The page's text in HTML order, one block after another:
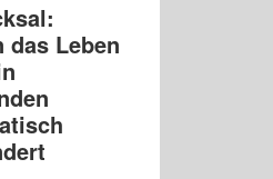
das Leben